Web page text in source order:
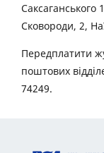
Саксаганського
Сковороди, 2,
Передплатити
поштових
74249.